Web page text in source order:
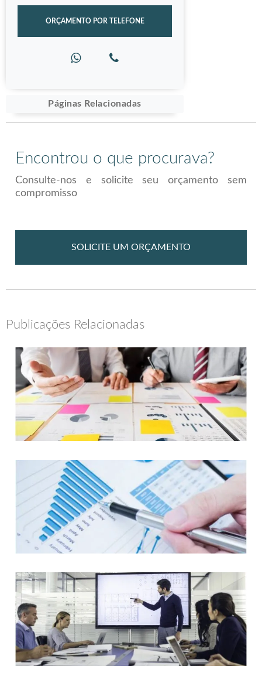
ORÇAMENTO POR TELEFONE
Páginas Relacionadas
Encontrou o que procurava?
Consulte-nos e solicite seu orçamento sem
compromisso
SOLICITE UM ORÇAMENTO
Publicações Relacionadas